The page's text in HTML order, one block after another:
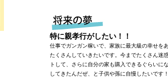
特に親孝行がしたい！！
仕事でガンガン稼いで、家族に最大級の幸せを
たくさんしていきたいです。今までたくさん迷
トして、さらに自分の家も購入できるぐらいに
してきたんだぜ、と子供や孫に自慢したいです！